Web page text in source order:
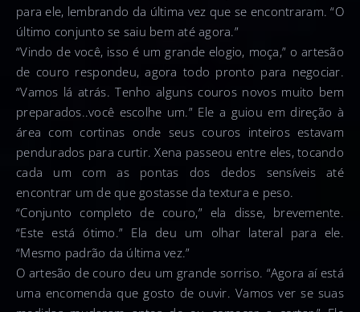
para ele, lembrando da última vez que se encontraram. “O
último conjunto se saiu bem até agora.”
“Vindo de você, isso é um grande elogio, moça,” o artesão
de couro respondeu, agora todo pronto para negociar.
“Vamos lá atrás. Tenho alguns couros novos muito bem
preparados..você escolhe um.” Ele a guiou em direção à
área com cortinas onde seus couros inteiros estavam
pendurados para curtir. Xena passeou entre eles, tocando
cada um com as pontas dos dedos sensíveis até
encontrar um de que gostasse da textura e peso.
“Conjunto completo de couro,” ela disse, brevemente.
“Este está ótimo.” Ela deu um olhar lateral para ele.
“Mesmo padrão da última vez.”
O artesão de couro deu um grande sorriso. “Agora aí está
uma encomenda que gosto de ouvir. Vamos ver se suas